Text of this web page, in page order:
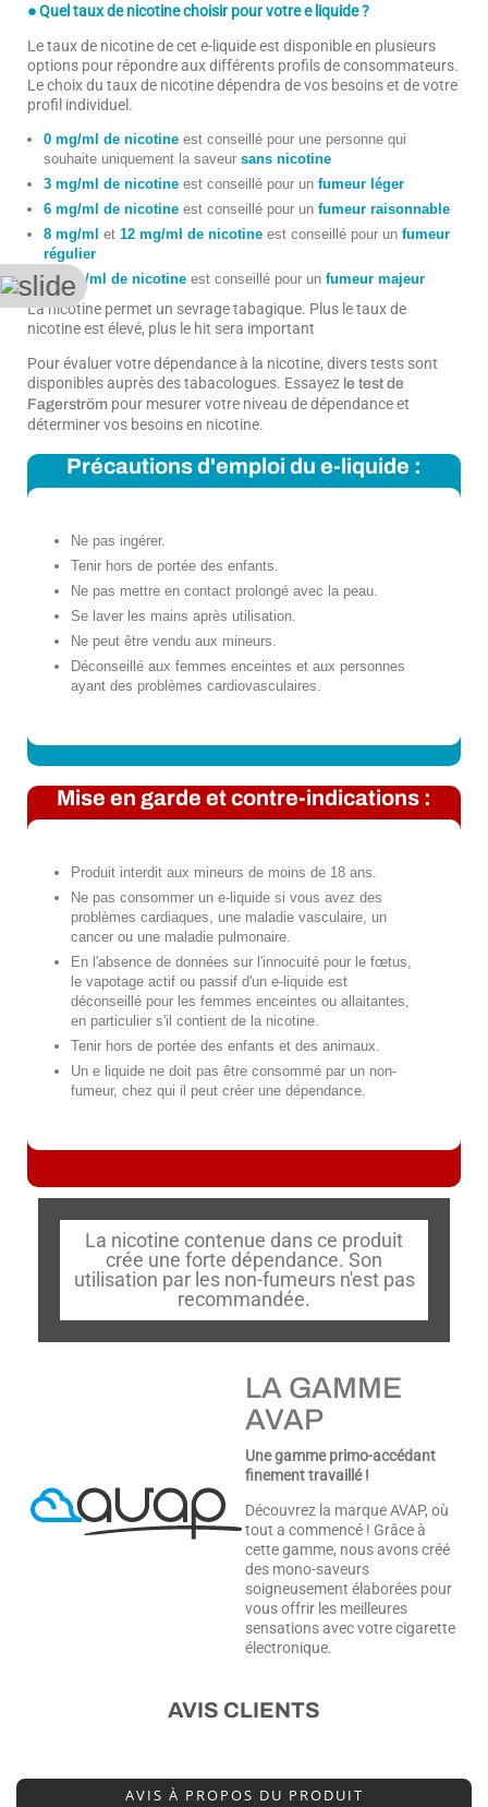
● Quel taux de nicotine choisir pour votre e liquide ?
Le taux de nicotine de cet e-liquide est disponible en plusieurs
options pour répondre aux différents profils de consommateurs.
Le choix du taux de nicotine dépendra de vos besoins et de votre
profil individuel.
0 mg/ml de nicotine est conseillé pour une personne qui
souhaite uniquement la saveur sans nicotine
3 mg/ml de nicotine est conseillé pour un fumeur léger
6 mg/ml de nicotine est conseillé pour un fumeur raisonnable
8 mg/ml et 12 mg/ml de nicotine est conseillé pour un fumeur
régulier
16 mg/ml de nicotine est conseillé pour un fumeur majeur
La nicotine permet un sevrage tabagique. Plus le taux de
nicotine est élevé, plus le hit sera important
Pour évaluer votre dépendance à la nicotine, divers tests sont
disponibles auprès des tabacologues. Essayez le test de
Fagerström pour mesurer votre niveau de dépendance et
déterminer vos besoins en nicotine.
Précautions d'emploi du e-liquide :
Ne pas ingérer.
Tenir hors de portée des enfants.
Ne pas mettre en contact prolongé avec la peau.
Se laver les mains après utilisation.
Ne peut être vendu aux mineurs.
Déconseillé aux femmes enceintes et aux personnes
ayant des problèmes cardiovasculaires.
Mise en garde et contre-indications :
Produit interdit aux mineurs de moins de 18 ans.
Ne pas consommer un e-liquide si vous avez des
problèmes cardiaques, une maladie vasculaire, un
cancer ou une maladie pulmonaire.
En l'absence de données sur l'innocuité pour le fœtus,
le vapotage actif ou passif d'un e-liquide est
déconseillé pour les femmes enceintes ou allaitantes,
en particulier s'il contient de la nicotine.
Tenir hors de portée des enfants et des animaux.
Un e liquide ne doit pas être consommé par un non-
fumeur, chez qui il peut créer une dépendance.
La nicotine contenue dans ce produit
crée une forte dépendance. Son
utilisation par les non-fumeurs n'est pas
recommandée.
LA GAMME
AVAP
Une gamme primo-accédant
finement travaillé !
Découvrez la marque AVAP, où
tout a commencé ! Grâce à
cette gamme, nous avons créé
des mono-saveurs
soigneusement élaborées pour
vous offrir les meilleures
sensations avec votre cigarette
électronique.
AVIS CLIENTS
AVIS À PROPOS DU PRODUIT